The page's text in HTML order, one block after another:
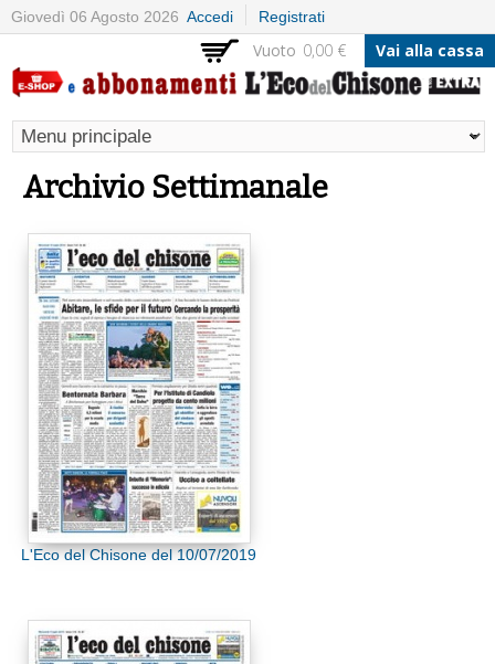
Salta al
contenuto
principale
Giovedì 06 Agosto 2026 Accedi Registrati
Vuoto 0,00 € Vai alla cassa
Archivio Settimanale
L'Eco del Chisone del 10/07/2019
Pagine